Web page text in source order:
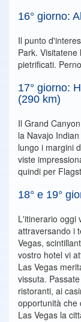
16° giorno:
Il punto
Park.
pietrificati.
17° giorno:
(290 km)
Il Grand
la Navajo
lungo i margini
viste
quindi per
18° e 19°
L'itinerario oggi
attraversando i
Vegas,
vostro hotel vi
Las Vegas
vissuta.
ristoranti, ai
opportunità che
Las Vegas la